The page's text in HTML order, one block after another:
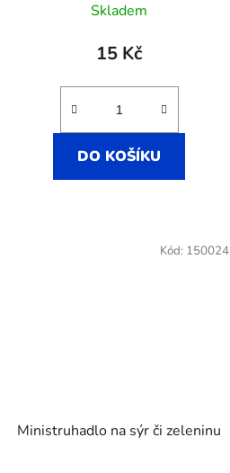
Skladem
15 Kč
DO KOŠÍKU
Ministruhadlo na sýr či zeleninu
Kód: 150024